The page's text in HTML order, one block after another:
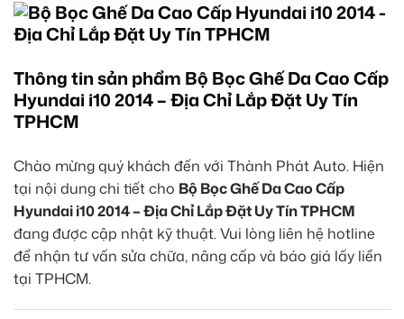
Thông tin sản phẩm Bộ Bọc Ghế Da Cao Cấp
Hyundai i10 2014 – Địa Chỉ Lắp Đặt Uy Tín
TPHCM
Chào mừng quý khách đến với Thành Phát Auto. Hiện
tại nội dung chi tiết cho Bộ Bọc Ghế Da Cao Cấp
Hyundai i10 2014 – Địa Chỉ Lắp Đặt Uy Tín TPHCM
đang được cập nhật kỹ thuật. Vui lòng liên hệ hotline
để nhận tư vấn sửa chữa, nâng cấp và báo giá lấy liền
tại TPHCM.